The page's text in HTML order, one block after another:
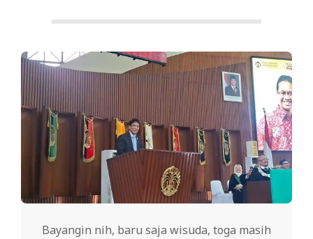
Bayangin nih, baru saja wisuda, toga masih